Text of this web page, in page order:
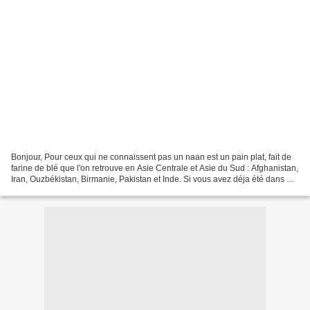
Bonjour, Pour ceux qui ne connaissent pas un naan est un pain plat, fait de
farine de blé que l'on retrouve en Asie Centrale et Asie du Sud : Afghanistan,
Iran, Ouzbékistan, Birmanie, Pakistan et Inde. Si vous avez déja été dans un